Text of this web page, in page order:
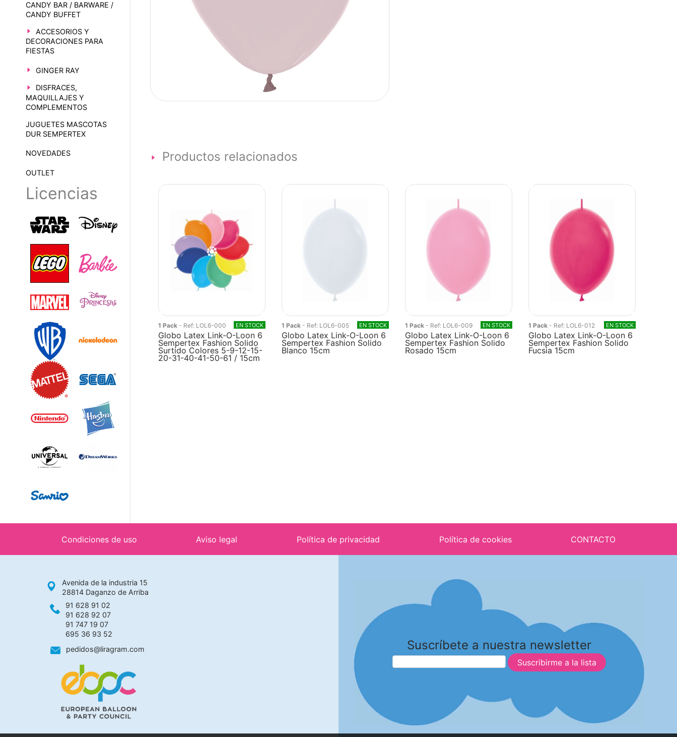
CANDY BAR / BARWARE /
CANDY BUFFET
ACCESORIOS Y
DECORACIONES PARA
FIESTAS
GINGER RAY
DISFRACES,
MAQUILLAJES Y
COMPLEMENTOS
JUGUETES MASCOTAS
DUR SEMPERTEX
NOVEDADES
OUTLET
Licencias
Productos relacionados
1 Pack - Ref: LOL6-000 EN STOCK
Globo Latex Link-O-Loon 6
Sempertex Fashion Solido
Surtido Colores 5-9-12-15-
20-31-40-41-50-61 / 15cm
1 Pack - Ref: LOL6-005 EN STOCK
Globo Latex Link-O-Loon 6
Sempertex Fashion Solido
Blanco 15cm
1 Pack - Ref: LOL6-009 EN STOCK
Globo Latex Link-O-Loon 6
Sempertex Fashion Solido
Rosado 15cm
1 Pack - Ref: LOL6-012 EN STOCK
Globo Latex Link-O-Loon 6
Sempertex Fashion Solido
Fucsia 15cm
Condiciones de uso Aviso legal Política de privacidad Política de cookies CONTACTO
Avenida de la industria 15
28814 Daganzo de Arriba
91 628 91 02
91 628 92 07
91 747 19 07
695 36 93 52
pedidos@liragram.com
Suscríbete a nuestra newsletter
Suscribirme a la lista